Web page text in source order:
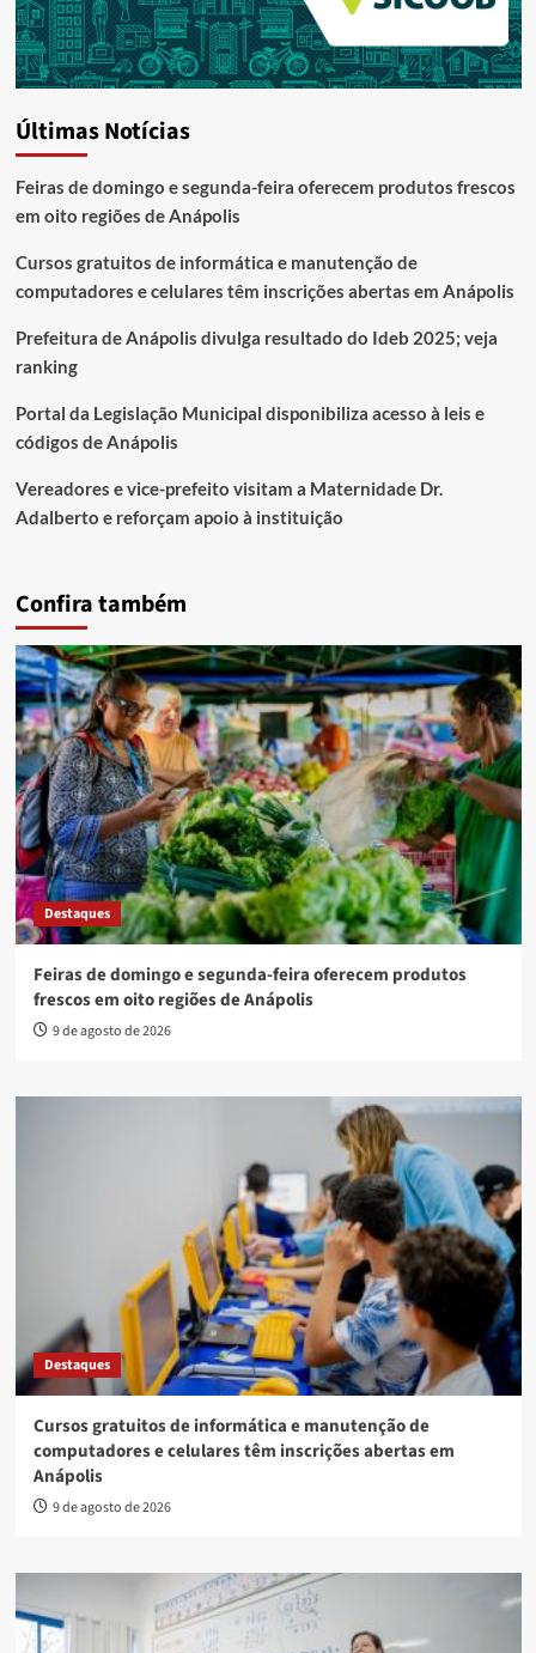
Últimas Notícias
Feiras de domingo e segunda-feira oferecem produtos frescos
em oito regiões de Anápolis
Cursos gratuitos de informática e manutenção de
computadores e celulares têm inscrições abertas em Anápolis
Prefeitura de Anápolis divulga resultado do Ideb 2025; veja
ranking
Portal da Legislação Municipal disponibiliza acesso à leis e
códigos de Anápolis
Vereadores e vice-prefeito visitam a Maternidade Dr.
Adalberto e reforçam apoio à instituição
Confira também
Destaques
Feiras de domingo e segunda-feira oferecem produtos
frescos em oito regiões de Anápolis
9 de agosto de 2026
Destaques
Cursos gratuitos de informática e manutenção de
computadores e celulares têm inscrições abertas em
Anápolis
9 de agosto de 2026